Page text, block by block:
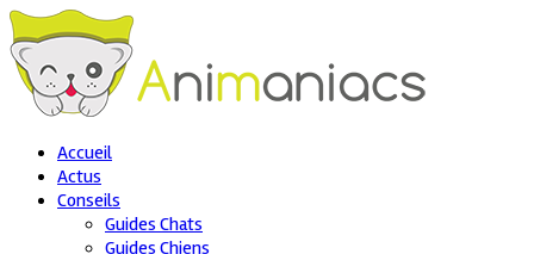
Accueil
Actus
Conseils
Guides Chats
Guides Chiens